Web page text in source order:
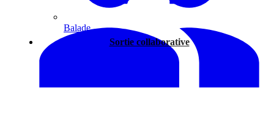
Balade
Sortie collaborative